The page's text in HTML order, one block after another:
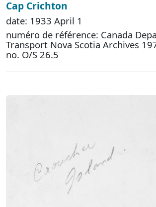
Cap Crichton
date: 1933 April 1
numéro de référence: Canada
Transport Nova Scotia Archives
no. O/S 26.5